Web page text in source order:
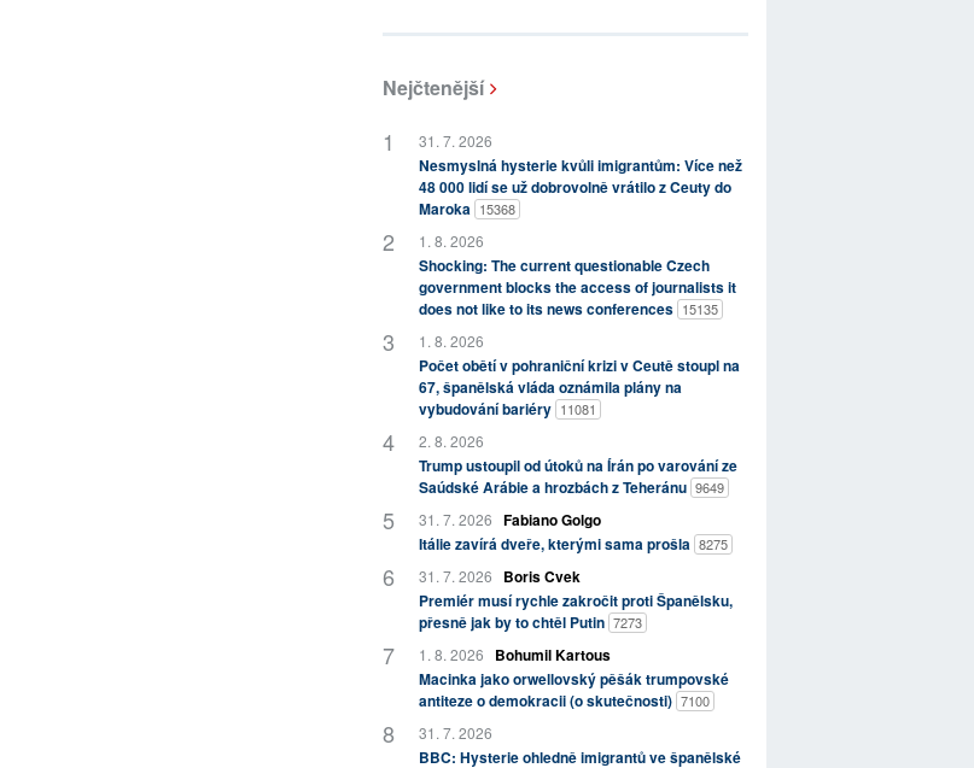
Nejčtenější
31. 7. 2026
Nesmyslná hysterie kvůli imigrantům: Více než
48 000 lidí se už dobrovolně vrátilo z Ceuty do
Maroka 15368
1. 8. 2026
Shocking: The current questionable Czech
government blocks the access of journalists it
does not like to its news conferences 15135
1. 8. 2026
Počet obětí v pohraniční krizi v Ceutě stoupl na
67, španělská vláda oznámila plány na
vybudování bariéry 11081
2. 8. 2026
Trump ustoupil od útoků na Írán po varování ze
Saúdské Arábie a hrozbách z Teheránu 9649
31. 7. 2026 Fabiano Golgo
Itálie zavírá dveře, kterými sama prošla 8275
31. 7. 2026
Boris Cvek
Premiér musí rychle zakročit proti Španělsku,
přesně jak by to chtěl Putin 7273
1. 8. 2026
Bohumil Kartous
Macinka jako orwellovský pěšák trumpovské
antiteze o demokracii (o skutečnosti) 7100
31. 7. 2026
BBC: Hysterie ohledně imigrantů ve španělské